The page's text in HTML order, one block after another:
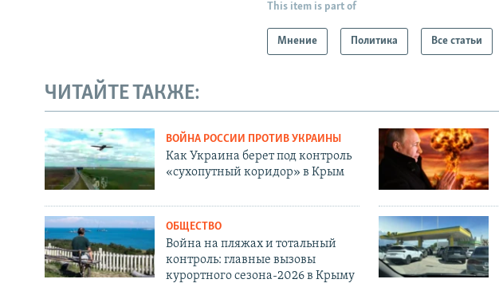
This item is part of
Мнение Политика Все статьи
ЧИТАЙТЕ ТАКЖЕ:
ВОЙНА РОССИИ ПРОТИВ УКРАИНЫ
Как Украина берет под контроль
«сухопутный коридор» в Крым
ОБЩЕСТВО
Война на пляжах и тотальный
контроль: главные вызовы
курортного сезона-2026 в Крыму